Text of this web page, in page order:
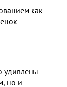
как
удивлены
но и